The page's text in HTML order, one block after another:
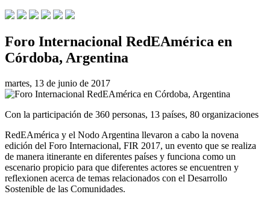
Foro Internacional RedEAmérica en
Córdoba, Argentina
martes, 13 de junio de 2017
Con la participación de 360 personas, 13 países, 80 organizaciones
RedEAmérica y el Nodo Argentina llevaron a cabo la novena
edición del Foro Internacional, FIR 2017, un evento que se realiza
de manera itinerante en diferentes países y funciona como un
escenario propicio para que diferentes actores se encuentren y
reflexionen acerca de temas relacionados con el Desarrollo
Sostenible de las Comunidades.